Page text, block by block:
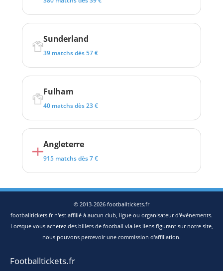
Sunderland
39 matchs dès 57 €
Fulham
40 matchs dès 23 €
Angleterre
915 matchs dès 7 €
© 2013-2026 footballtickets.fr
footballtickets.fr n'est affilié à aucun club, ligue ou organisateur d'événements.
Lorsque vous achetez des billets de football via les liens figurant sur notre site,
nous pouvons percevoir une commission d'affiliation.
Footballtickets.fr